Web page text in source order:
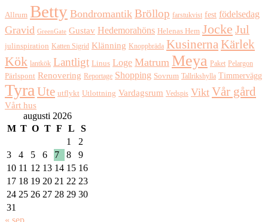
Allrum Betty Bondromantik Bröllop farstukvist fest födelsedag
Gravid GreenGate Gustav Hedemorahöns Helenas Hem Jocke Jul
julinspiration Katten Sigrid Klänning Knoppbräda KusinernaKärlek
Kök lantkök Lantligt Linus Loge Matrum Meya Paket Pelargon
Pärlspont Renovering Reportage Shopping Sovrum Tallrikshylla Timmervägg
Tyra Ute utflykt Utlottning Vardagsrum Vedspis Vikt Vår gård
Vårt hus
augusti 2026
M T O T F L
S
1
2
3
4 5 6 7 8
9
10 11 12 13 14 15 16
17 18 19 20 21 22 23
24 25 26 27 28 29 30
31